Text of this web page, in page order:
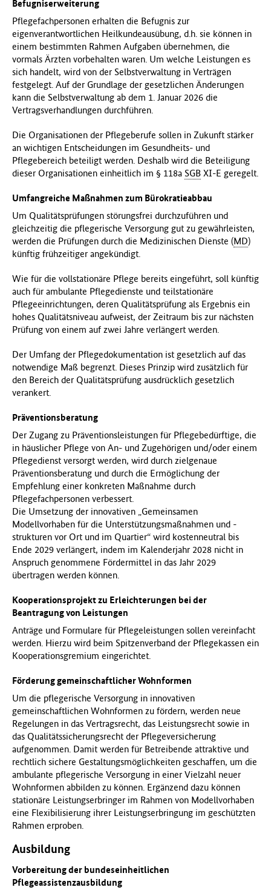
Befugniserweiterung
Pflegefachpersonen erhalten die Befugnis zur
eigenverantwortlichen Heilkundeausübung, d.h. sie können in
einem bestimmten Rahmen Aufgaben übernehmen, die
vormals Ärzten vorbehalten waren. Um welche Leistungen es
sich handelt, wird von der Selbstverwaltung in Verträgen
festgelegt. Auf der Grundlage der gesetzlichen Änderungen
kann die Selbstverwaltung ab dem 1. Januar 2026 die
Vertragsverhandlungen durchführen.
Die Organisationen der Pflegeberufe sollen in Zukunft stärker
an wichtigen Entscheidungen im Gesundheits- und
Pflegebereich beteiligt werden. Deshalb wird die Beteiligung
dieser Organisationen einheitlich im § 118a SGB XI-E geregelt.
Umfangreiche Maßnahmen zum Bürokratieabbau
Um Qualitätsprüfungen störungsfrei durchzuführen und
gleichzeitig die pflegerische Versorgung gut zu gewährleisten,
werden die Prüfungen durch die Medizinischen Dienste (MD)
künftig frühzeitiger angekündigt.
Wie für die vollstationäre Pflege bereits eingeführt, soll künftig
auch für ambulante Pflegedienste und teilstationäre
Pflegeeinrichtungen, deren Qualitätsprüfung als Ergebnis ein
hohes Qualitätsniveau aufweist, der Zeitraum bis zur nächsten
Prüfung von einem auf zwei Jahre verlängert werden.
Der Umfang der Pflegedokumentation ist gesetzlich auf das
notwendige Maß begrenzt. Dieses Prinzip wird zusätzlich für
den Bereich der Qualitätsprüfung ausdrücklich gesetzlich
verankert.
Präventionsberatung
Der Zugang zu Präventionsleistungen für Pflegebedürftige, die
in häuslicher Pflege von An- und Zugehörigen und/oder einem
Pflegedienst versorgt werden, wird durch zielgenaue
Präventionsberatung und durch die Ermöglichung der
Empfehlung einer konkreten Maßnahme durch
Pflegefachpersonen verbessert.
Die Umsetzung der innovativen „Gemeinsamen
Modellvorhaben für die Unterstützungsmaßnahmen und -
strukturen vor Ort und im Quartier“ wird kostenneutral bis
Ende 2029 verlängert, indem im Kalenderjahr 2028 nicht in
Anspruch genommene Fördermittel in das Jahr 2029
übertragen werden können.
Kooperationsprojekt zu Erleichterungen bei der
Beantragung von Leistungen
Anträge und Formulare für Pflegeleistungen sollen vereinfacht
werden. Hierzu wird beim Spitzenverband der Pflegekassen ein
Kooperationsgremium eingerichtet.
Förderung gemeinschaftlicher Wohnformen
Um die pflegerische Versorgung in innovativen
gemeinschaftlichen Wohnformen zu fördern, werden neue
Regelungen in das Vertragsrecht, das Leistungsrecht sowie in
das Qualitätssicherungsrecht der Pflegeversicherung
aufgenommen. Damit werden für Betreibende attraktive und
rechtlich sichere Gestaltungsmöglichkeiten geschaffen, um die
ambulante pflegerische Versorgung in einer Vielzahl neuer
Wohnformen abbilden zu können. Ergänzend dazu können
stationäre Leistungserbringer im Rahmen von Modellvorhaben
eine Flexibilisierung ihrer Leistungserbringung im geschützten
Rahmen erproben.
Ausbildung
Vorbereitung der bundeseinheitlichen
Pflegeassistenzausbildung